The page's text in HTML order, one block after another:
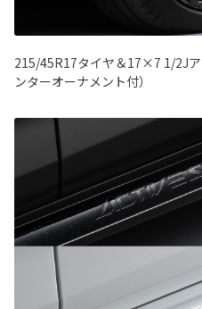
215/45R17タイヤ＆17×7 1/2J
ンターオーナメント付）